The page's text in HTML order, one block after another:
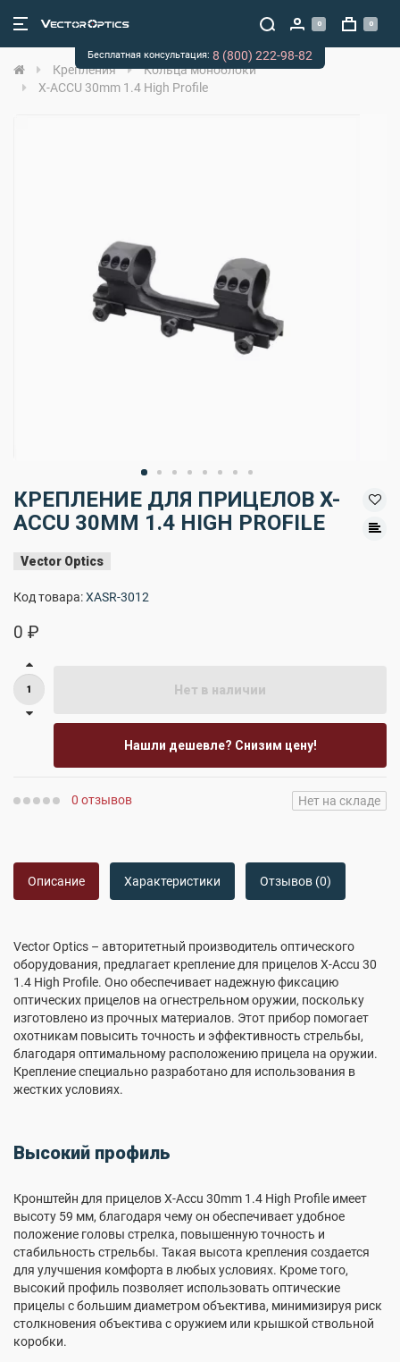
0 0
Крепления
Кольца моноблоки
X-ACCU 30mm 1.4 High Profile
КРЕПЛЕНИЕ ДЛЯ ПРИЦЕЛОВ X-
ACCU 30MM 1.4 HIGH PROFILE
Vector Optics
Код товара:XASR-3012
0 ₽
Нет в наличии
Нашли дешевле? Снизим цену!
0 отзывов Нет на складе
Описание Характеристики Отзывов (0)
Vector Optics – авторитетный производитель оптического
оборудования, предлагает крепление для прицелов X-Accu 30
1.4 High Profile. Оно обеспечивает надежную фиксацию
оптических прицелов на огнестрельном оружии, поскольку
изготовлено из прочных материалов. Этот прибор помогает
охотникам повысить точность и эффективность стрельбы,
благодаря оптимальному расположению прицела на оружии.
Крепление специально разработано для использования в
жестких условиях.
Высокий профиль
Кронштейн для прицелов X-Accu 30mm 1.4 High Profile имеет
высоту 59 мм, благодаря чему он обеспечивает удобное
положение головы стрелка, повышенную точность и
стабильность стрельбы. Такая высота крепления создается
для улучшения комфорта в любых условиях. Кроме того,
высокий профиль позволяет использовать оптические
прицелы с большим диаметром объектива, минимизируя риск
столкновения объектива с оружием или крышкой ствольной
коробки.
Бесплатная консультация: 8 (800) 222-98-82